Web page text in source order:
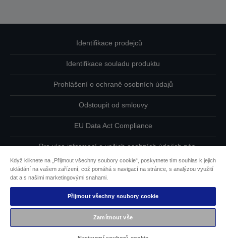
Identifikace prodejců
Identifikace souladu produktu
Prohlášení o ochraně osobních údajů
Odstoupit od smlouvy
EU Data Act Compliance
Pro více informací o vašich osobních údajích nás
Informace o souborech cookie
Závazek usnadnění přístupu společnosti Epson
Copyright © 2026 Seiko Epson
Když kliknete na „Přijmout všechny soubory cookie“, poskytnete tím souhlas k jejich
ukládání na vašem zařízení, což pomáhá s navigací na stránce, s analýzou využití
dat a s našimi marketingovými snahami.
Přijmout všechny soubory cookie
Zamítnout vše